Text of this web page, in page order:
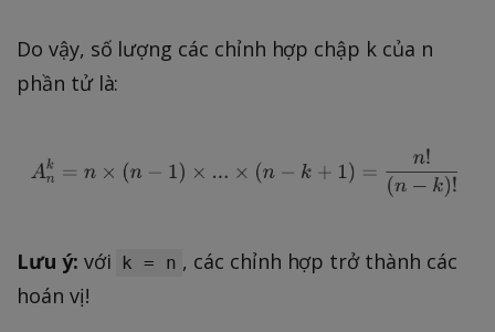
Do vậy, số lượng các chỉnh hợp chập k của n
phần tử là:
Lưu ý: với k = n , các chỉnh hợp trở thành các
hoán vị!